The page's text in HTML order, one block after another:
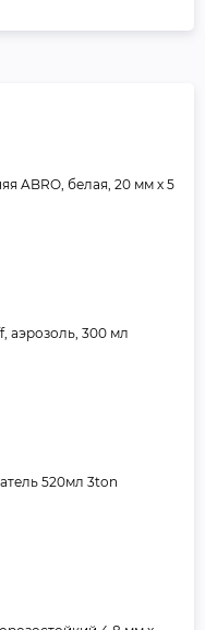
ABRO, белая, 20 мм х 5
аэрозоль, 300 мл
520мл 3ton